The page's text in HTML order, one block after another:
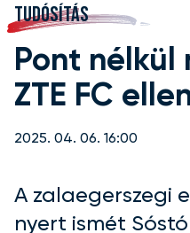
TUDÓSÍTÁS
Pont
ZTE FC
2025. 04. 06. 16:00
A zalaegerszegi
nyert ismét